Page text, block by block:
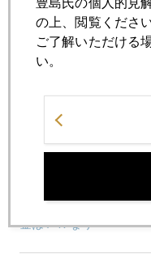
2009年03月23日
2009年03月19日
バーナンキ ラリーで
2009年03月17日
金はＦＸなり
の上、閲覧ください
ご了解いただける
い。